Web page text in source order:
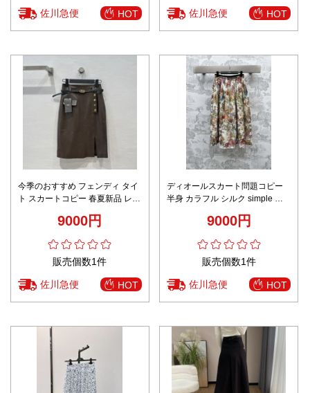
佐川急便 HOT 佐川急便 HOT
今季のおすすめ フェンディ タイ
ト スカートコピー 春夏新品 レザ
9000円
販売個数1件
佐川急便 HOT
ディオールスカート問題コピー
半身 カラフル シルク simple レ
9000円
販売個数1件
佐川急便 HOT